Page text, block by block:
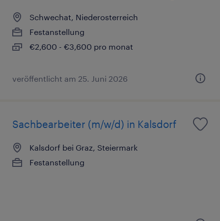
Schwechat, Niederosterreich
Festanstellung
€2,600 - €3,600 pro monat
veröffentlicht am 25. Juni 2026
Sachbearbeiter (m/w/d) in Kalsdorf
Kalsdorf bei Graz, Steiermark
Festanstellung